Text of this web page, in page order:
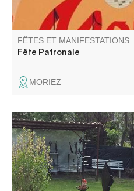
FÊTES ET MANIFESTATIONS
Fête Patronale
MORIEZ
L'art de la récup : André
fer forgé dans son atelier de